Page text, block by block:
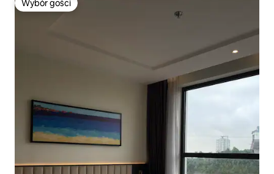
Wybór gości
Wybór gości